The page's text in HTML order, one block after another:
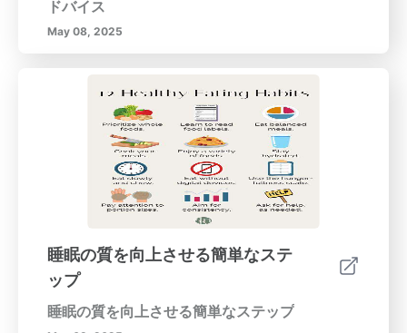
ドバイス
May 08, 2025
睡眠の質を向上させる簡単なステ
ップ
睡眠の質を向上させる簡単なステップ